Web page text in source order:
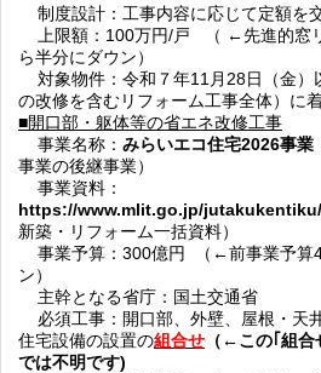
制度設計：工事内容に応じて定額を
上限額：100万円/戸 （ ←先進的窓
ら半分にダウン）
対象物件：令和７年11月28日（金）
の改修を含むリフォーム工事全体）に
■開口部・躯体等の省エネ改修工事
事業名称： みらいエコ住宅2026事業
事業の後継事業）
事業資料：
https://www.mlit.go.jp/
新築・リフォーム一括資料）
事業予算：300億円 （←前事業予算
ン）
主幹となる省庁：国土交通省
必須工事：開口部、外壁、屋根・天
住宅設備の設置の組合せ （←この｢組
では不明です)